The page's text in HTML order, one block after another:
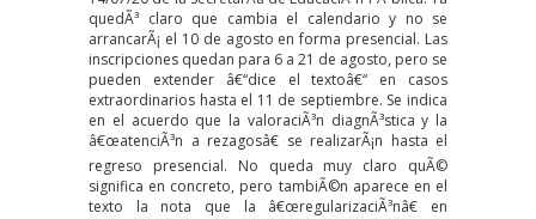
quedÃ³ claro que cambia el calendario y no se
arrancarÃ¡ el 10 de agosto en forma presencial. Las
inscripciones quedan para 6 a 21 de agosto, pero se
pueden extender â€“dice el textoâ€“ en casos
extraordinarios hasta el 11 de septiembre. Se indica
en el acuerdo que la valoraciÃ³n diagnÃ³stica y la
â€œatenciÃ³n a rezagosâ€ se realizarÃ¡n hasta el
regreso presencial. No queda muy claro quÃ©
significa en concreto, pero tambiÃ©n aparece en el
texto la nota que la â€œregularizaciÃ³nâ€ en